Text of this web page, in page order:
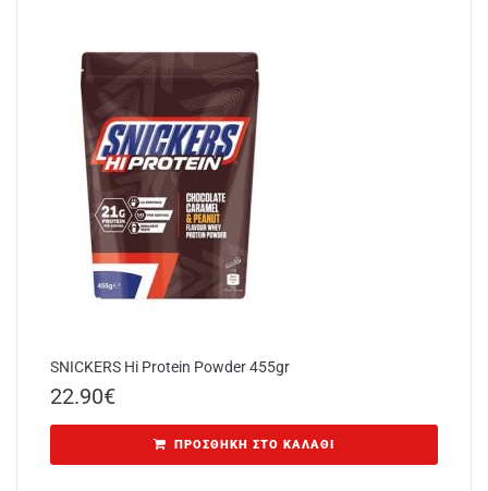
SNICKERS Hi Protein Powder 455gr
22.90€
ΠΡΟΣΘΉΚΗ ΣΤΟ ΚΑΛΆΘΙ